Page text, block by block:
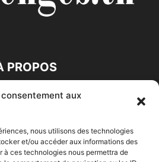
aux
nous utilisons des technologies
et/ou accéder aux informations des
à ces technologies nous permettra de
PROPOS
NOUS